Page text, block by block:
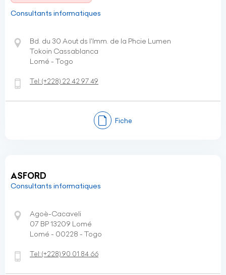
Consultants informatiques
Bd. du 30 Aout ds l'Imm. de la Phcie Lumen
Tokoin Cassablanca
Lomé - Togo
Tel:(+228) 22 42 97 49
Fiche
ASFORD
Consultants informatiques
Agoè-Cacaveli
07 BP 13209 Lomé
Lomé - 00228 - Togo
Tel:(+228)90 01 84 66